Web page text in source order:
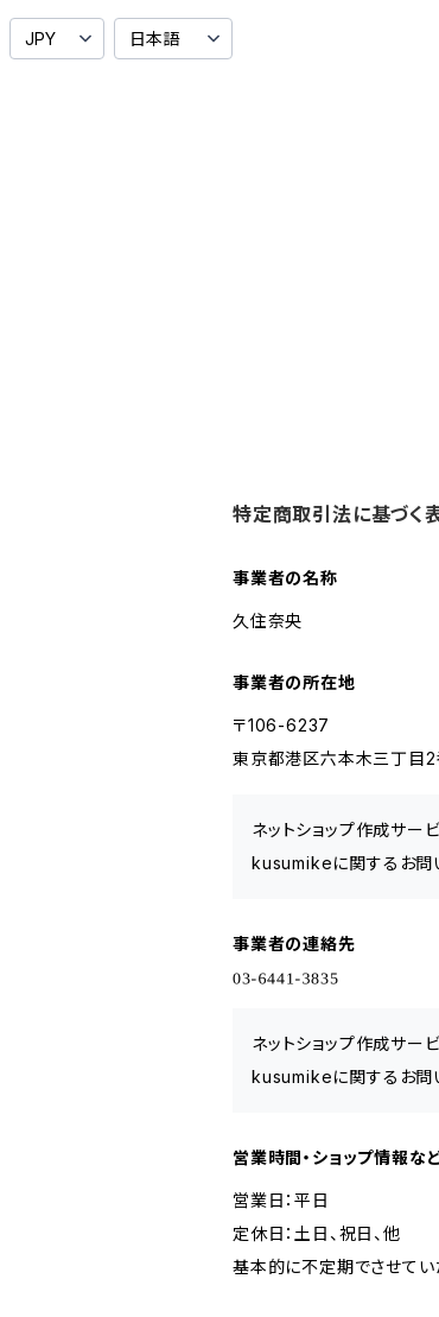
特定商取引法に基づく
事業者の名称
久住奈央
事業者の所在地
〒106-6237
東京都港区六本木三丁目2
ネットショップ作成サー
kusumikeに関するお問
事業者の連絡先
ネットショップ作成サー
kusumikeに関するお問
営業時間・ショップ情報な
営業日：平日
定休日：土日、祝日、他
基本的に不定期でさせてい